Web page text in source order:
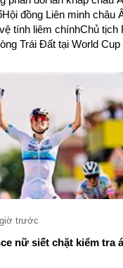
đồng Liên minh châu
tính liêm chínhChủ tịch
Trái Đất tại World Cup
trước
nữ siết chặt kiểm tra